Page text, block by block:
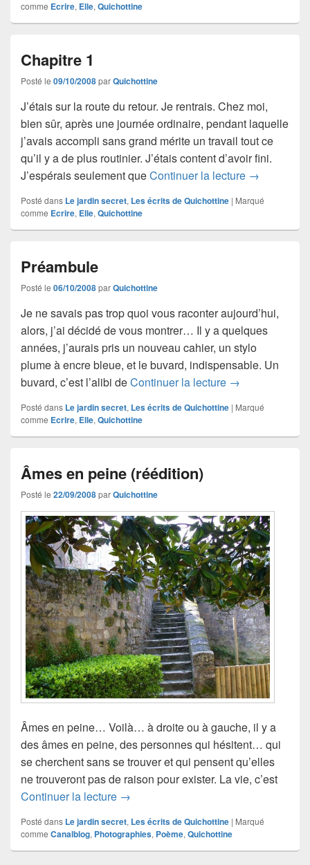
comme Ecrire, Elle, Quichottine
Chapitre 1
Posté le 09/10/2008parQuichottine
J’étais sur la route du retour. Je rentrais. Chez moi,
bien sûr, après une journée ordinaire, pendant laquelle
j’avais accompli sans grand mérite un travail tout ce
qu’il y a de plus routinier. J’étais content d’avoir fini.
J’espérais seulement queContinuer la lecture Chapitre 1
→
Posté dans Le jardin secret, Les écrits de Quichottine | Marqué
comme Ecrire, Elle, Quichottine
Préambule
Posté le 06/10/2008parQuichottine
Je ne savais pas trop quoi vous raconter aujourd’hui,
alors, j’ai décidé de vous montrer… Il y a quelques
années, j’aurais pris un nouveau cahier, un stylo
plume à encre bleue, et le buvard, indispensable. Un
buvard, c’est l’alibi deContinuer la lecture Préambule
→
Posté dans Le jardin secret, Les écrits de Quichottine | Marqué
comme Ecrire, Elle, Quichottine
Âmes en peine (réédition)
Posté le 22/09/2008parQuichottine
Âmes en peine… Voilà… à droite ou à gauche, il y a
des âmes en peine, des personnes qui hésitent… qui
se cherchent sans se trouver et qui pensent qu’elles
ne trouveront pas de raison pour exister. La vie, c’est
Continuer la lecture Âmes en peine (réédition)
→
Posté dans Le jardin secret, Les écrits de Quichottine | Marqué
comme Canalblog, Photographies, Poème,Quichottine